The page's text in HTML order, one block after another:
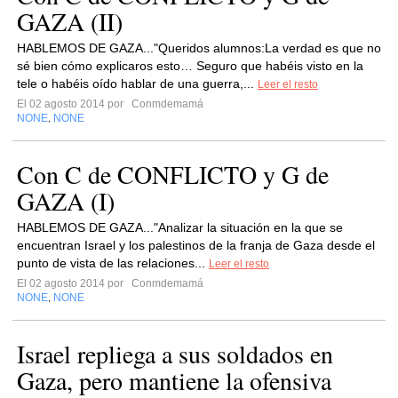
GAZA (II)
HABLEMOS DE GAZA..."Queridos alumnos:La verdad es que no
sé bien cómo explicaros esto… Seguro que habéis visto en la
tele o habéis oído hablar de una guerra,...
Leer el resto
El 02 agosto 2014 por
Conmdemamá
NONE NONE
Con C de CONFLICTO y G de
GAZA (I)
HABLEMOS DE GAZA..."Analizar la situación en la que se
encuentran Israel y los palestinos de la franja de Gaza desde el
punto de vista de las relaciones...
Leer el resto
El 02 agosto 2014 por
Conmdemamá
NONE NONE
Israel repliega a sus soldados en
Gaza, pero mantiene la ofensiva